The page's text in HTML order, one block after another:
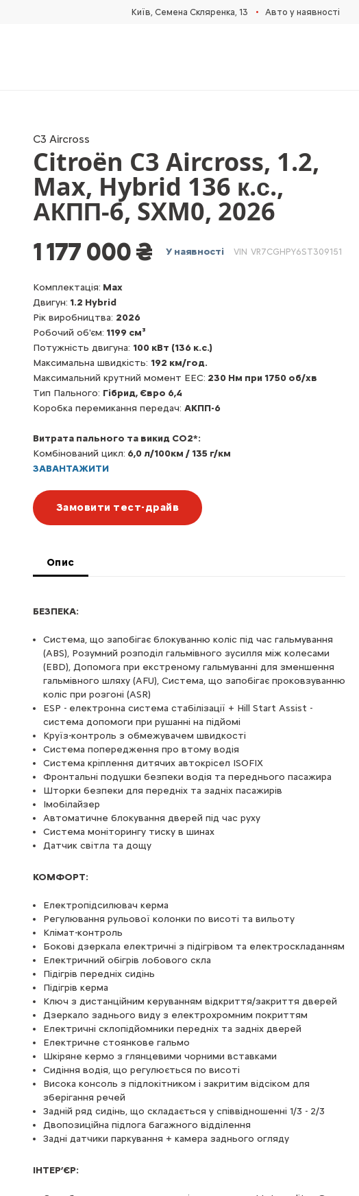
Київ, Cемена Скляренка, 13 • Авто у наявності
C3 Aircross
Citroën C3 Aircross, 1.2,
Max, Hybrid 136 к.с.,
АКПП-6, SXM0, 2026
1 177 000 ₴ У наявності VIN VR7CGHPY6ST309151
Комплектація: Max
Двигун: 1.2 Hybrid
Рік виробництва: 2026
Робочий об'єм: 1199 см³
Потужність двигуна: 100 кВт (136 к.с.)
Максимальна швидкість: 192 км/год.
Максимальний крутний момент EEC: 230 Нм при 1750 об/хв
Тип Пального: Гібрид, Євро 6,4
Коробка перемикання передач: АКПП-6
Витрата пального та викид CO2*:
Комбінований цикл: 6,0 л/100км / 135 г/км
ЗАВАНТАЖИТИ
Замовити тест-драйв
Опис
БЕЗПЕКА:
Система, що запобігає блокуванню коліс під час гальмування
(ABS), Розумний розподіл гальмівного зусилля між колесами
(EBD), Допомога при екстреному гальмуванні для зменшення
гальмівного шляху (AFU), Система, що запобігає проковзуванню
коліс при розгоні (ASR)
ESP - електронна система стабілізації + Hill Start Assist -
система допомоги при рушанні на підйомі
Круїз-контроль з обмежувачем швидкості
Система попередження про втому водія
Система кріплення дитячих автокрісел ISOFIX
Фронтальні подушки безпеки водія та переднього пасажира
Шторки безпеки для передніх та задніх пасажирів
Імобілайзер
Автоматичне блокування дверей під час руху
Система моніторингу тиску в шинах
Датчик світла та дощу
КОМФОРТ:
Електропідсилювач керма
Регулювання рульової колонки по висоті та вильоту
Клімат-контроль
Бокові дзеркала електричні з підігрівом та електроскладанням
Електричний обігрів лобового скла
Підігрів передніх сидінь
Підігрів керма
Ключ з дистанційним керуванням відкриття/закриття дверей
Дзеркало заднього виду з електрохромним покриттям
Електричні склопідйомники передніх та задніх дверей
Електричне стоянкове гальмо
Шкіряне кермо з глянцевими чорними вставками
Сидіння водія, що регулюється по висоті
Висока консоль з підлокітником і закритим відсіком для
зберігання речей
Задній ряд сидінь, що складається у співвідношенні 1/3 - 2/3
Двопозиційна підлога багажного відділення
Задні датчики паркування + камера заднього огляду
ІНТЕР’ЄР: